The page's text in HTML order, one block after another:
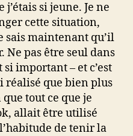
si jeune. Je ne
cette situation,
sais maintenant qu’il
Ne pas être seul dans
si important – et c’est
réalisé que bien plus
que tout ce que je
allait être utilisé
de tenir la